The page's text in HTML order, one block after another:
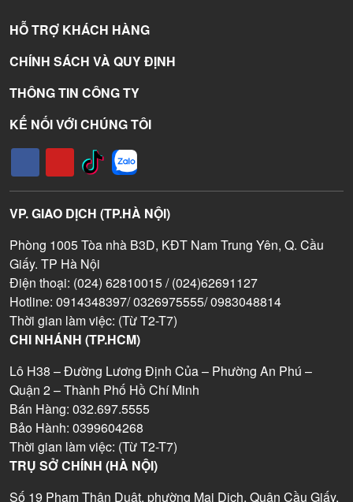
HỖ TRỢ KHÁCH HÀNG
CHÍNH SÁCH VÀ QUY ĐỊNH
THÔNG TIN CÔNG TY
KẾ NỐI VỚI CHÚNG TÔI
VP. GIAO DỊCH (TP.HÀ NỘI)
Phòng 1005 Tòa nhà B3D, KĐT Nam Trung Yên, Q. Cầu
Giấy. TP Hà Nội
Điện thoại: (024) 62810015 / (024)62691127
Hotline: 0914348397/ 0326975555/ 0983048814
Thời gian làm việc: (Từ T2-T7)
CHI NHÁNH (TP.HCM)
Lô H38 – Đường Lương Định Của – Phường An Phú –
Quận 2 – Thành Phố Hồ Chí Minh
Bán Hàng: 032.697.5555
Bảo Hành: 0399604268
Thời gian làm việc: (Từ T2-T7)
TRỤ SỞ CHÍNH (HÀ NỘI)
Số 19 Phạm Thận Duật, phường Mai Dịch, Quận Cầu Giấy,